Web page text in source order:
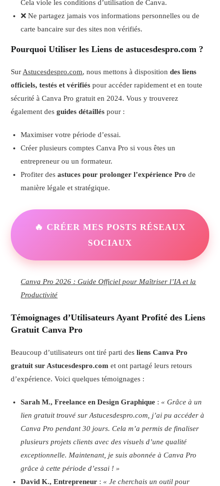
Cela viole les conditions d’utilisation de Canva.
❌ Ne partagez jamais vos informations personnelles ou de
carte bancaire sur des sites non vérifiés.
Pourquoi Utiliser les Liens de astucesdespro.com ?
Sur Astucesdespro.com, nous mettons à dispositiondes liens
officiels, testés et vérifiés pour accéder rapidement et en toute
sécurité à Canva Pro gratuit en 2024. Vous y trouverez
également desguides détaillés pour :
Maximiser votre période d’essai.
Créer plusieurs comptes Canva Pro si vous êtes un
entrepreneur ou un formateur.
Profiter desastuces pour prolonger l’expérience Pro de
manière légale et stratégique.
🔥 CRÉER MES POSTS RÉSEAUX
SOCIAUX
Canva Pro 2026 : Guide Officiel pour Maîtriser l’IA et la
Productivité
Témoignages d’Utilisateurs Ayant Profité des Liens
Gratuit Canva Pro
Beaucoup d’utilisateurs ont tiré parti desliens Canva Pro
gratuit sur Astucesdespro.com et ont partagé leurs retours
d’expérience. Voici quelques témoignages :
Sarah M., Freelance en Design Graphique : « Grâce à un
lien gratuit trouvé sur Astucesdespro.com, j’ai pu accéder à
Canva Pro pendant 30 jours. Cela m’a permis de finaliser
plusieurs projets clients avec des visuels d’une qualité
exceptionnelle. Maintenant, je suis abonnée à Canva Pro
grâce à cette période d’essai ! »
David K., Entrepreneur : « Je cherchais un outil pour